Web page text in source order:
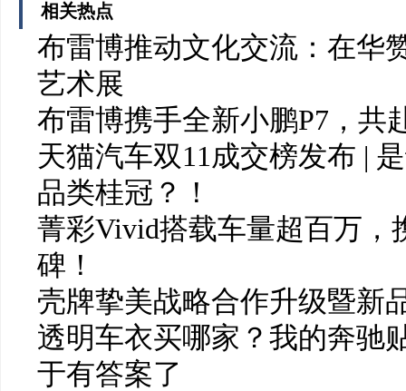
相关热点
布雷博推动文化交流：在华
艺术展
布雷博携手全新小鹏P7，共
天猫汽车双11成交榜发布 |
品类桂冠？！
菁彩Vivid搭载车量超百万，
碑！
壳牌挚美战略合作升级暨新
透明车衣买哪家？我的奔驰
于有答案了